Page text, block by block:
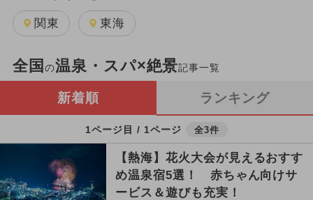
関東 東海
全国 の温泉・スパ×絶景記事一覧
新着順 ランキング
1ページ目 / 1ページ 全3件
【熱海】花火大会が見えるおすす
め温泉宿5選！ 赤ちゃん向けサ
ービス＆遊びも充実！